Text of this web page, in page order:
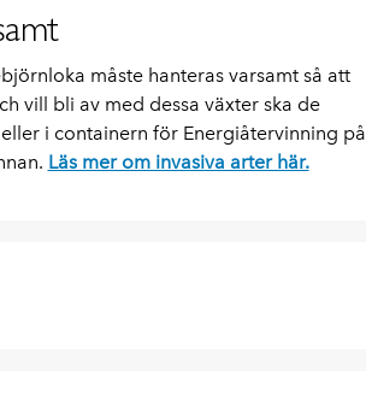
måste hanteras varsamt så att
vill bli av med dessa växter ska de
i containern för Energiåtervinning på
Läs mer om invasiva arter här.